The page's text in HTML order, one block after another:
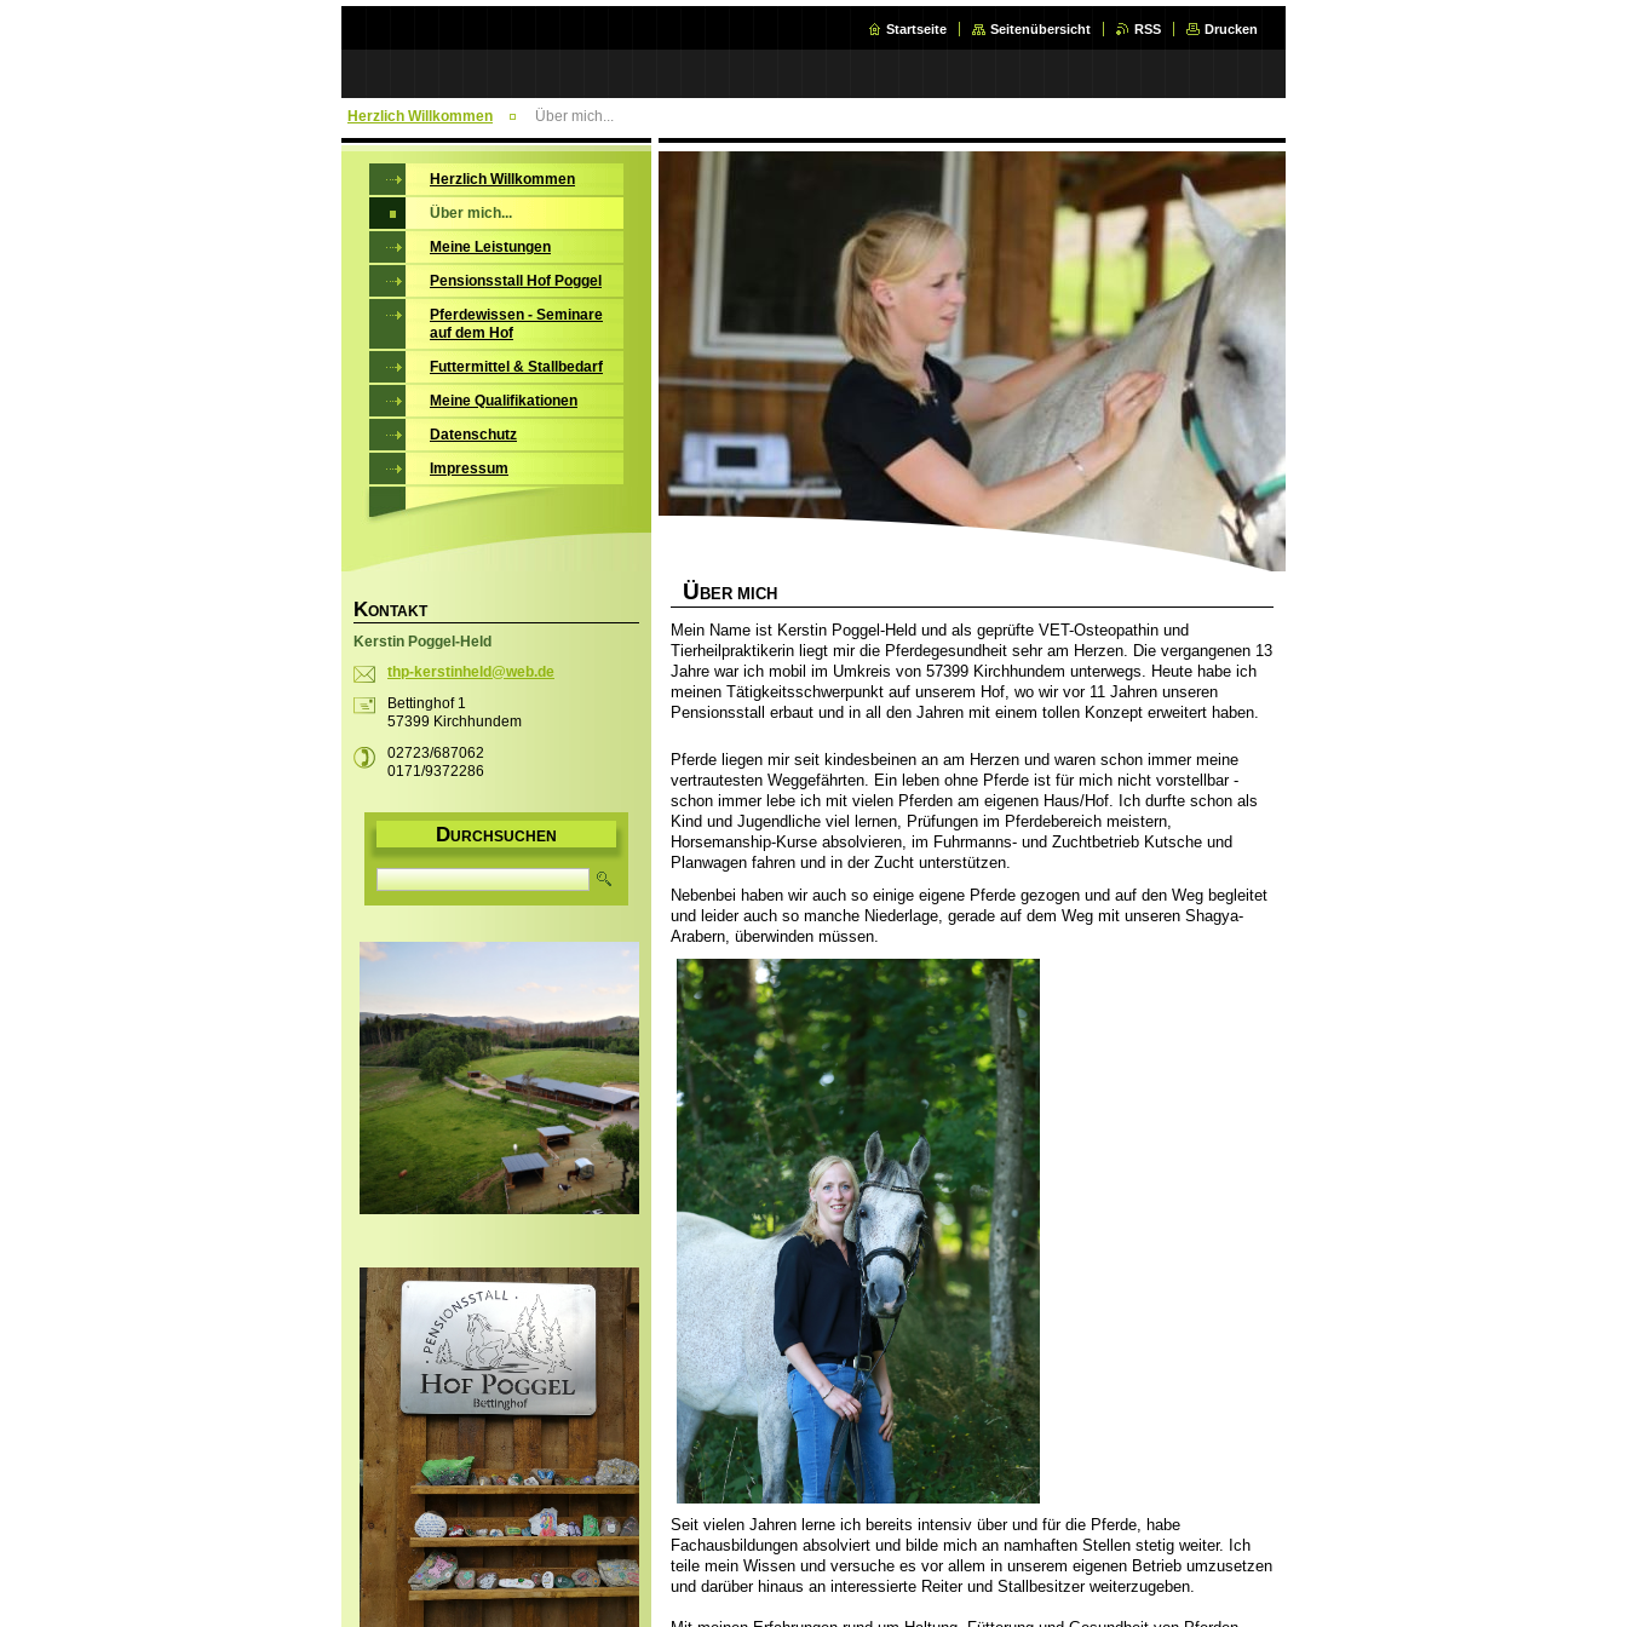
Startseite Seitenübersicht RSS Drucken
Herzlich Willkommen Über mich...
Ü BER MICH
Mein Name ist Kerstin Poggel-Held und als geprüfte VET-Osteopathin und
Tierheilpraktikerin liegt mir die Pferdegesundheit sehr am Herzen. Die vergangenen 13
Jahre war ich mobil im Umkreis von 57399 Kirchhundem unterwegs. Heute habe ich
meinen Tätigkeitsschwerpunkt auf unserem Hof, wo wir vor 11 Jahren unseren
Pensionsstall erbaut und in all den Jahren mit einem tollen Konzept erweitert haben.
Pferde liegen mir seit kindesbeinen an am Herzen und waren schon immer meine
vertrautesten Weggefährten. Ein leben ohne Pferde ist für mich nicht vorstellbar -
schon immer lebe ich mit vielen Pferden am eigenen Haus/Hof. Ich durfte schon als
Kind und Jugendliche viel lernen, Prüfungen im Pferdebereich meistern,
Horsemanship-Kurse absolvieren, im Fuhrmanns- und Zuchtbetrieb Kutsche und
Planwagen fahren und in der Zucht unterstützen.
Nebenbei haben wir auch so einige eigene Pferde gezogen und auf den Weg begleitet
und leider auch so manche Niederlage, gerade auf dem Weg mit unseren Shagya-
Arabern, überwinden müssen.
Seit vielen Jahren lerne ich bereits intensiv über und für die Pferde, habe
Fachausbildungen absolviert und bilde mich an namhaften Stellen stetig weiter. Ich
teile mein Wissen und versuche es vor allem in unserem eigenen Betrieb umzusetzen
und darüber hinaus an interessierte Reiter und Stallbesitzer weiterzugeben.
Herzlich Willkommen
Über mich...
Meine Leistungen
Pensionsstall Hof Poggel
Pferdewissen - Seminare
auf dem Hof
Futtermittel & Stallbedarf
Meine Qualifikationen
Datenschutz
Impressum
KONTAKT
Kerstin Poggel-Held
thp-kerstinheld@web.de
Bettinghof 1
57399 Kirchhundem
02723/687062
0171/9372286
DURCHSUCHEN